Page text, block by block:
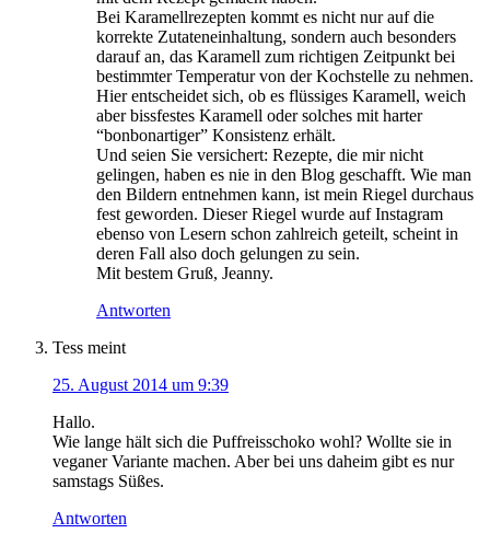
Bei Karamellrezepten kommt es nicht nur auf die
korrekte Zutateneinhaltung, sondern auch besonders
darauf an, das Karamell zum richtigen Zeitpunkt bei
bestimmter Temperatur von der Kochstelle zu nehmen.
Hier entscheidet sich, ob es flüssiges Karamell, weich
aber bissfestes Karamell oder solches mit harter
“bonbonartiger” Konsistenz erhält.
Und seien Sie versichert: Rezepte, die mir nicht
gelingen, haben es nie in den Blog geschafft. Wie man
den Bildern entnehmen kann, ist mein Riegel durchaus
fest geworden. Dieser Riegel wurde auf Instagram
ebenso von Lesern schon zahlreich geteilt, scheint in
deren Fall also doch gelungen zu sein.
Mit bestem Gruß, Jeanny.
Antworten
Tess meint
25. August 2014 um 9:39
Hallo.
Wie lange hält sich die Puffreisschoko wohl? Wollte sie in
veganer Variante machen. Aber bei uns daheim gibt es nur
samstags Süßes.
Antworten